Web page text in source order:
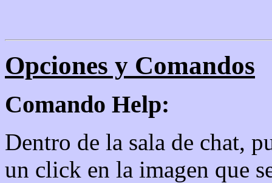
Opciones y Comandos
Comando Help:
Dentro de la sala de chat,
un click en la imagen que